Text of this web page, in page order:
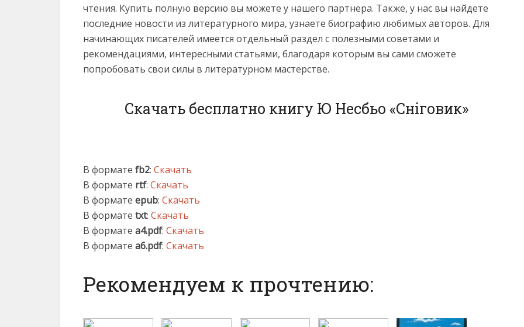
чтения. Купить полную версию вы можете у нашего партнера. Также, у нас вы найдете
последние новости из литературного мира, узнаете биографию любимых авторов. Для
начинающих писателей имеется отдельный раздел с полезными советами и
рекомендациями, интересными статьями, благодаря которым вы сами сможете
попробовать свои силы в литературном мастерстве.
Скачать бесплатно книгу Ю Несбьо «Сніговик»
В формате fb2: Скачать
В формате rtf: Скачать
В формате epub: Скачать
В формате txt: Скачать
В формате a4.pdf: Скачать
В формате a6.pdf: Скачать
Рекомендуем к прочтению: